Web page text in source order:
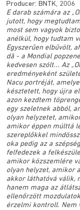
Producer: BNTK, 2006
E darab számára az
jutott, hogy
most sem vagyok
anélkül, hogy tudtam
Egyszerűen elbűvölt,
dă - a Mondial
kedvesen szólt... Az
eredményeként
Nacu portréját,
késztetett, hogy újra
azon kezdtem
egy szeletnek abból,
olyan helyzetet,
amikor éppen múlttá
szereplőkkel
oka pedig az a
felfedezek a
amikor közszemlére
olyan helyzet, amikor
akkor láthatóvá válik,
hanem maga az
ellenőrzött
érzelmi kontroll. Nem